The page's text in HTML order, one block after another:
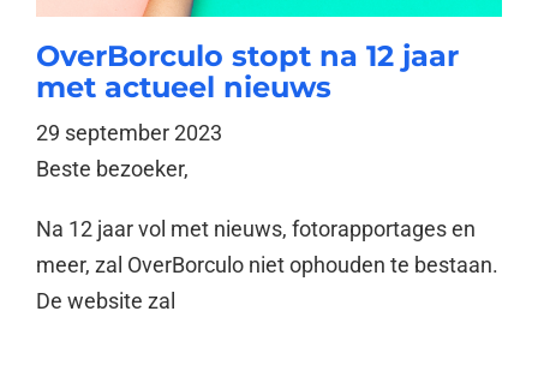
OverBorculo stopt na 12 jaar
met actueel nieuws
29 september 2023
Beste bezoeker,
Na 12 jaar vol met nieuws, fotorapportages en
meer, zal OverBorculo niet ophouden te bestaan.
De website zal